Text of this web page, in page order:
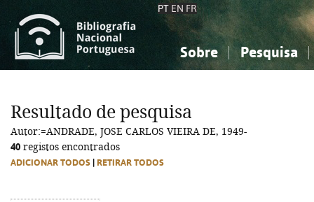
PT EN FR
Sobre Pesquisa
Ciências sociais...
Arte, desporto...
Ciências sociais...
Arte, desporto...
Resultado de pesquisa
Autor:=ANDRADE, JOSE CARLOS VIEIRA DE, 1949-
40 registos encontrados
ADICIONAR TODOS RETIRAR TODOS